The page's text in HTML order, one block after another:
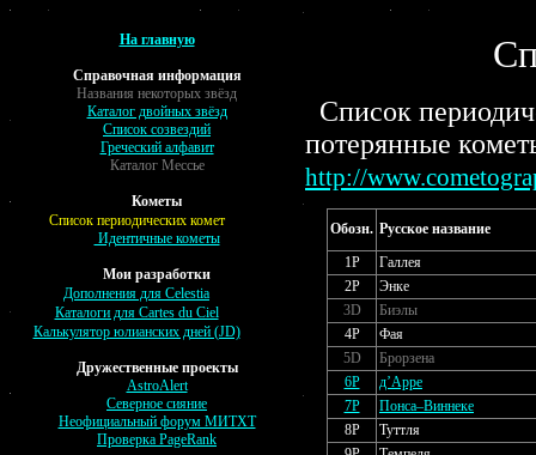
На главную
Справочная информация
Названия некоторых звёзд
Каталог двойных звёзд
Список созвездий
Греческий алфавит
Каталог Мессье
Кометы
Список периодических комет
Идентичные кометы
Мои разработки
Дополнения для Celestia
Каталоги для Cartes du Ciel
Калькулятор юлианских дней (JD)
Дружественные проекты
AstroAlert
Северное сияние
Неофициальный форум МИТХТ
Проверка PageRank
Список
потерянные
http://
Обозн. Русское название
1P
Галлея
2P
Энке
3D
Биэлы
4P
Фая
5D
Брорзена
6P
д’Арре
7P
Понса–Виннеке
8P
Туттля